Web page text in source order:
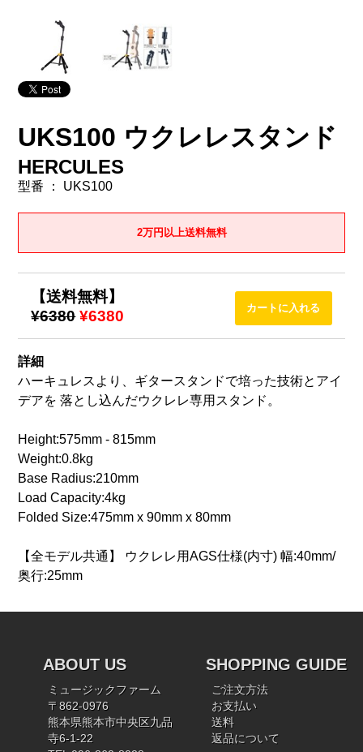
UKS100 ウクレレスタンド
HERCULES
型番 ： UKS100
2万円以上送料無料
【送料無料】
¥6380 ¥6380
詳細
ハーキュレスより、ギタースタンドで培った技術とアイ
デアを 落とし込んだウクレレ専用スタンド。
Height:575mm - 815mm
Weight:0.8kg
Base Radius:210mm
Load Capacity:4kg
Folded Size:475mm x 90mm x 80mm
【全モデル共通】 ウクレレ用AGS仕様(内寸) 幅:40mm/
奥行:25mm
ABOUT US
ミュージックファーム
〒862-0976
熊本県熊本市中央区九品
寺6-1-22
SHOPPING GUIDE
ご注文方法
お支払い
送料
返品について